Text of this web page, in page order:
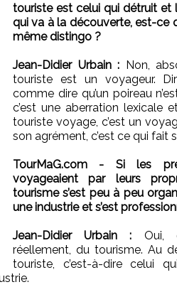
touriste est celui qui détruit et
qui va à la découverte, est-ce
même distingo ?
Jean-Didier Urbain : Non,
touriste est un voyageur.
comme dire qu’un poireau
c’est une aberration lexicale
touriste voyage, c’est un
son agrément, c’est ce qui fait
TourMaG.com - Si les
voyageaient par leurs
tourisme s’est peu à peu
une industrie et s’est
Jean-Didier Urbain : Oui,
réellement, du tourisme. Au
touriste, c’est-à-dire celui